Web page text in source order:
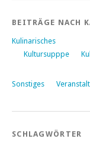
BEITRÄGE NACH
Kulinarisches
Kultursupppe
Sonstiges
SCHLAGWÖRTER